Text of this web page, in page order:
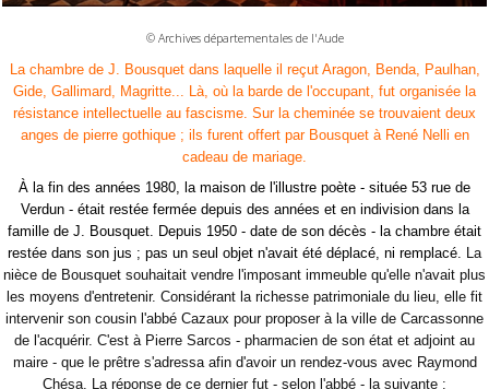
© Archives départementales de l'Aude
La chambre de J. Bousquet dans laquelle il reçut Aragon, Benda, Paulhan,
Gide, Gallimard, Magritte... Là, où la barde de l'occupant, fut organisée la
résistance intellectuelle au fascisme. Sur la cheminée se trouvaient deux
anges de pierre gothique ; ils furent offert par Bousquet à René Nelli en
cadeau de mariage.
À la fin des années 1980, la maison de l'illustre poète - située 53 rue de
Verdun - était restée fermée depuis des années et en indivision dans la
famille de J. Bousquet. Depuis 1950 - date de son décès - la chambre était
restée dans son jus ; pas un seul objet n'avait été déplacé, ni remplacé. La
nièce de Bousquet souhaitait vendre l'imposant immeuble qu'elle n'avait plus
les moyens d'entretenir. Considérant la richesse patrimoniale du lieu, elle fit
intervenir son cousin l'abbé Cazaux pour proposer à la ville de Carcassonne
de l'acquérir. C'est à Pierre Sarcos - pharmacien de son état et adjoint au
maire - que le prêtre s'adressa afin d'avoir un rendez-vous avec Raymond
Chésa. La réponse de ce dernier fut - selon l'abbé - la suivante :